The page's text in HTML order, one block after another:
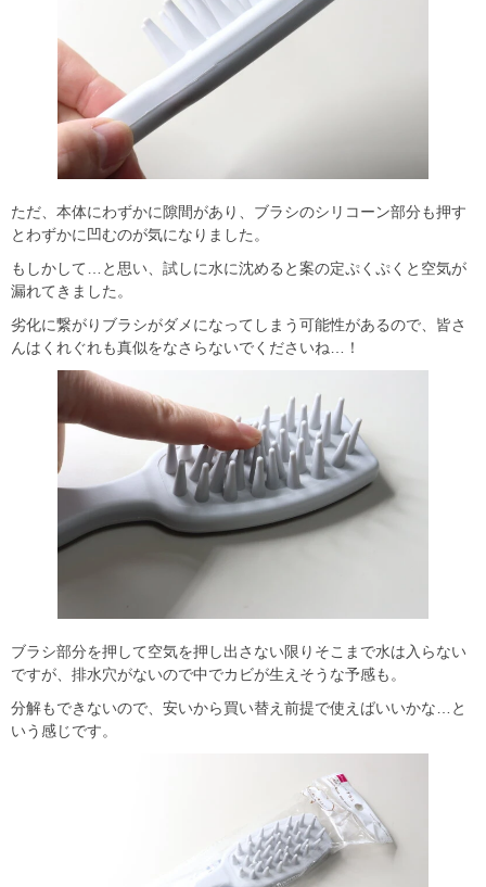
ただ、本体にわずかに隙間があり、ブラシのシリコーン部分も押す
とわずかに凹むのが気になりました。
もしかして…と思い、試しに水に沈めると案の定ぷくぷくと空気が
漏れてきました。
劣化に繋がりブラシがダメになってしまう可能性があるので、皆さ
んはくれぐれも真似をなさらないでくださいね…！
ブラシ部分を押して空気を押し出さない限りそこまで水は入らない
ですが、排水穴がないので中でカビが生えそうな予感も。
分解もできないので、安いから買い替え前提で使えばいいかな…と
いう感じです。